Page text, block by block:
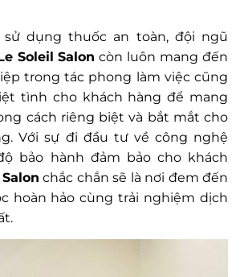
sử dụng thuốc an toàn, đội ngũ
Soleil Salon còn luôn mang đến
trong tác phong làm việc cũng
tình cho khách hàng để mang
cách riêng biệt và bắt mắt cho
Với sự đi đầu tư về công nghệ
bảo hành đảm bảo cho khách
chắc chắn sẽ là nơi đem đến
hoàn hảo cùng trải nghiệm dịch